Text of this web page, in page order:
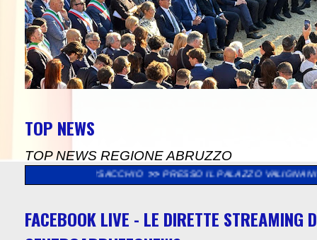
TOP NEWS
TOP NEWS REGIONE ABRUZZO
PRESSO IL PALAZZO VALIGNANI DI
FACEBOOK LIVE - LE DIRETTE STREAMING